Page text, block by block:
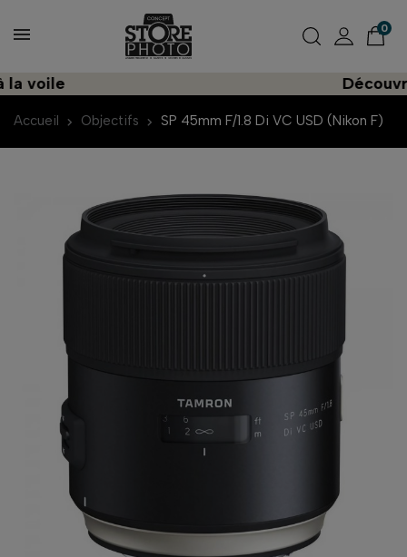
0
Découvrez
Accueil Objectifs SP 45mm F/1.8 Di VC USD (Nikon F)